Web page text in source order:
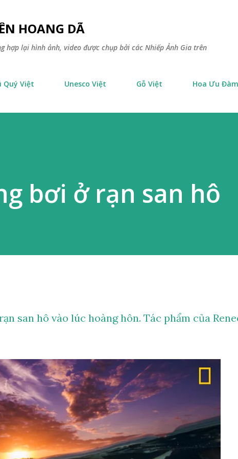
HOANG DÃ
hợp lại hình ảnh, video được chụp bởi các Nhiếp Ảnh Gia trên
Quý Việt Unesco Việt Gỗ Việt Hoa Ưu Đàm
bơi ở rạn san hô
san hô vào lúc hoàng hôn. Tác phẩm của